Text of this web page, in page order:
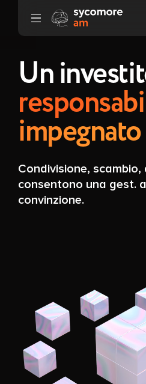
Vai al contenuto
Un
impegnato
Condivisione,
consentono una gest.
convinzione.